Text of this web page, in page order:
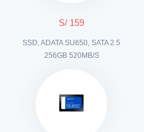
S/ 159
SSD, ADATA SU650, SATA 2.5
256GB 520MB/S